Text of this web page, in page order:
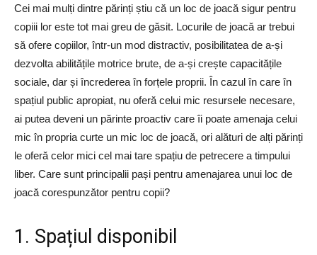
Cei mai mulți dintre părinți știu că un loc de joacă sigur pentru
copiii lor este tot mai greu de găsit. Locurile de joacă ar trebui
să ofere copiilor, într-un mod distractiv, posibilitatea de a-și
dezvolta abilitățile motrice brute, de a-și crește capacitățile
sociale, dar și încrederea în forțele proprii. În cazul în care în
spațiul public apropiat, nu oferă celui mic resursele necesare,
ai putea deveni un părinte proactiv care îi poate amenaja celui
mic în propria curte un mic loc de joacă, ori alături de alți părinți
le oferă celor mici cel mai tare spațiu de petrecere a timpului
liber. Care sunt principalii pași pentru amenajarea unui loc de
joacă corespunzător pentru copii?
1. Spațiul disponibil